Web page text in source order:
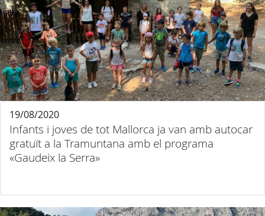
Infants i joves de tot Mallorca ja van amb autocar
gratuït a la Tramuntana amb el programa
«Gaudeix la Serra»
19/08/2020